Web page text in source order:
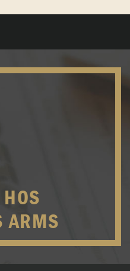
ARMS